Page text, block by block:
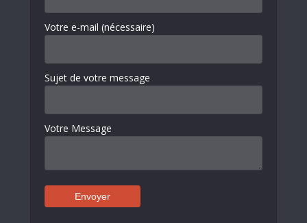
Votre e-mail (nécessaire)
Sujet de votre message
Votre Message